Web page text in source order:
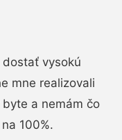
vysokú
mne realizovali
a nemám čo
100%.